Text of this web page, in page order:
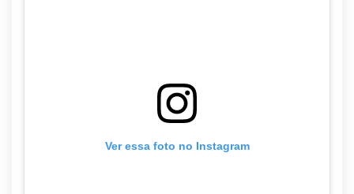
Ver essa foto no Instagram